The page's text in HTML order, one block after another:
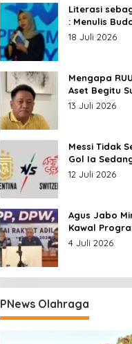
Literasi
: Menulis
Identitas
18 Juli 2026
Mengapa
Aset Begitu
13 Juli 2026
Messi Tidak
Gol Ia
Keabadian
12 Juli 2026
Agus Jabo
Kawal
4 Juli 2026
PNews Olahraga